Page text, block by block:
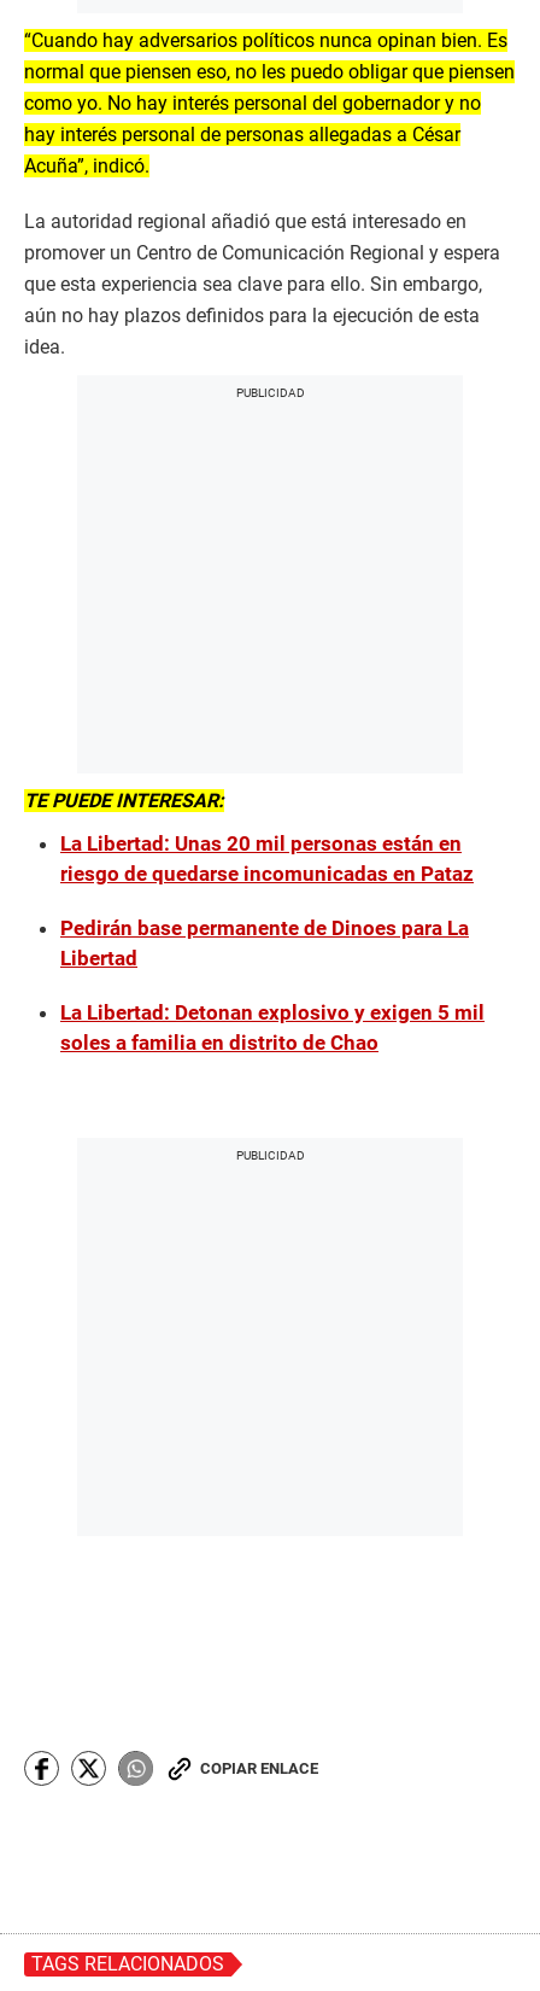
“Cuando hay adversarios políticos nunca opinan bien. Es
normal que piensen eso, no les puedo obligar que piensen
como yo. No hay interés personal del gobernador y no
hay interés personal de personas allegadas a César
Acuña”, indicó.
La autoridad regional añadió que está interesado en
promover un Centro de Comunicación Regional y espera
que esta experiencia sea clave para ello. Sin embargo,
aún no hay plazos definidos para la ejecución de esta
idea.
TE PUEDE INTERESAR:
La Libertad: Unas 20 mil personas están en
riesgo de quedarse incomunicadas en Pataz
Pedirán base permanente de Dinoes para La
Libertad
La Libertad: Detonan explosivo y exigen 5 mil
soles a familia en distrito de Chao
COPIAR ENLACE
TAGS RELACIONADOS